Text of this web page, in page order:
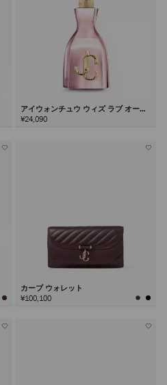
アイウォンチュウ ウィズ ラブ オード
パルファム100ml
¥24,090
カーブ ウォレット
¥100,100